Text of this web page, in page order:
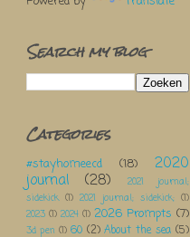
Search my blog
Categories
#stayhomeecd (18) 2020
journal (28)
2021 journal;
sidekick (1) 2021 journal; sidekick; (1)
2023 (1) 2024 (1) 2026 Prompts (7)
3d pen (1) 60 (2) About the sea (5)